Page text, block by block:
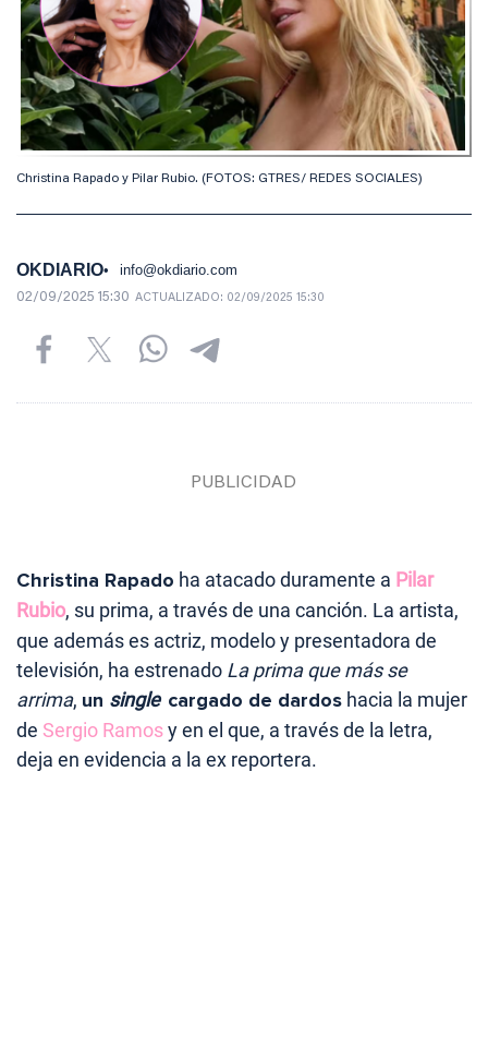
Christina Rapado y Pilar Rubio. (FOTOS: GTRES/ REDES SOCIALES)
OKDIARIO info@okdiario.com
02/09/2025 15:30 ACTUALIZADO: 02/09/2025 15:30
Christina Rapado ha atacado duramente a Pilar
Rubio, su prima, a través de una canción. La artista,
que además es actriz, modelo y presentadora de
televisión, ha estrenado La prima que más se
arrima, un single cargado de dardoshacia la mujer
de Sergio Ramosy en el que, a través de la letra,
deja en evidencia a la ex reportera.